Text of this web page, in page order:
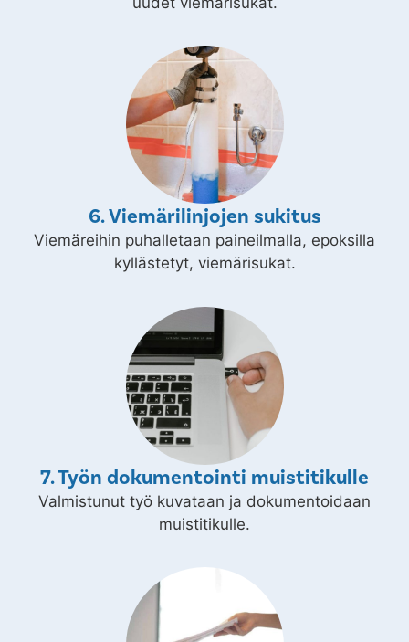
6. Viemärilinjojen sukitus
Viemäreihin puhalletaan paineilmalla, epoksilla
kyllästetyt, viemärisukat.
7. Työn dokumentointi muistitikulle
Valmistunut työ kuvataan ja dokumentoidaan
muistitikulle.